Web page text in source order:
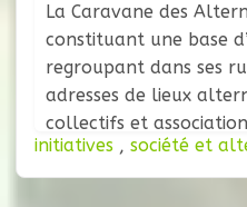
La Caravane des
constituant une base
regroupant dans ses
adresses de lieux
collectifs et
café associatifs,
ressourcerie, ateliers,
initiatives , société et